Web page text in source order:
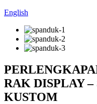
English
RAK DISPLAY –
KUSTOM